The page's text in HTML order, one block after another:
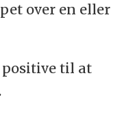
over en eller
til at